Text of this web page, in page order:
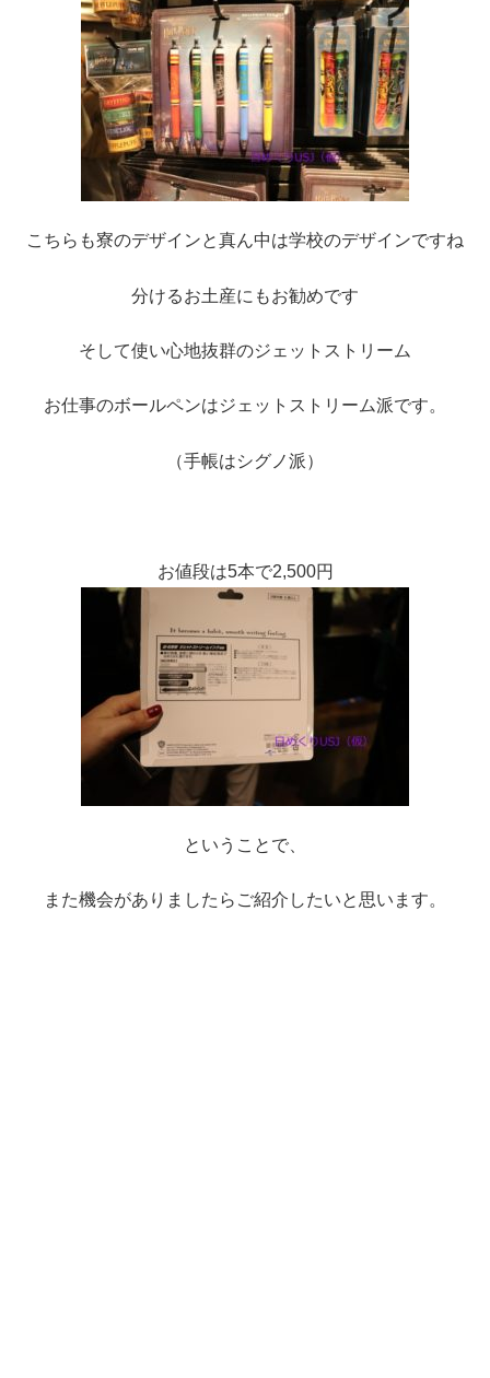
こちらも寮のデザインと真ん中は学校のデザインですね
分けるお土産にもお勧めです
そして使い心地抜群のジェットストリーム
お仕事のボールペンはジェットストリーム派です。
（手帳はシグノ派）
お値段は5本で2,500円
ということで、
また機会がありましたらご紹介したいと思います。